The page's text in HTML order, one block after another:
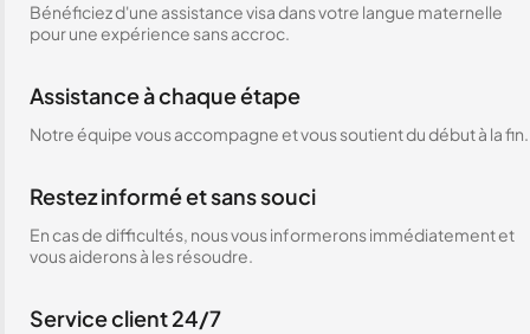
Bénéficiez d'une assistance visa dans votre langue maternelle
pour une expérience sans accroc.
Assistance à chaque étape
Notre équipe vous accompagne et vous soutient du début à la fin.
Restez informé et sans souci
En cas de difficultés, nous vous informerons immédiatement et
vous aiderons à les résoudre.
Service client 24/7